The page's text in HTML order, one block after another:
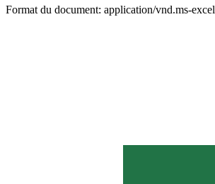
Format du document: application/vnd.ms-excel